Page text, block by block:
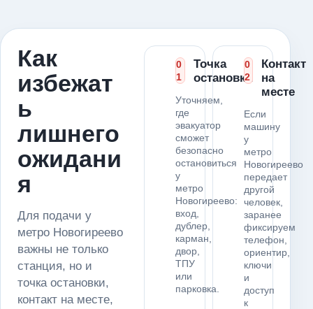
Как
избежат
ь
лишнего
ожидани
я
Для подачи у
метро Новогиреево
важны не только
станция, но и
точка остановки,
контакт на месте,
0
1
Точка
остановки
Уточняем,
где
эвакуатор
сможет
безопасно
остановиться
у
метро
Новогиреево:
вход,
дублер,
карман,
двор,
ТПУ
или
парковка.
0
2
Контакт
на
месте
Если
машину
у
метро
Новогиреево
передает
другой
человек,
заранее
фиксируем
телефон,
ориентир,
ключи
и
доступ
к